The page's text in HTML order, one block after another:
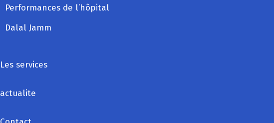
Performances de l’hôpital
Dalal Jamm
Les services
actualite